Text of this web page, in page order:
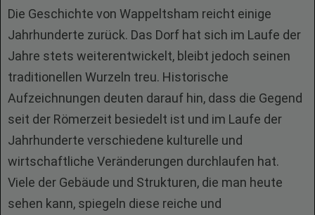
Die Geschichte von Wappeltsham reicht einige
Jahrhunderte zurück. Das Dorf hat sich im Laufe der
Jahre stets weiterentwickelt, bleibt jedoch seinen
traditionellen Wurzeln treu. Historische
Aufzeichnungen deuten darauf hin, dass die Gegend
seit der Römerzeit besiedelt ist und im Laufe der
Jahrhunderte verschiedene kulturelle und
wirtschaftliche Veränderungen durchlaufen hat.
Viele der Gebäude und Strukturen, die man heute
sehen kann, spiegeln diese reiche und